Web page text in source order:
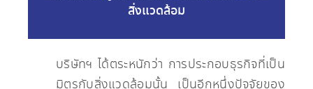
สิ่งแวดล้อม
บริษัท​ฯ ได้​ตระหนัก​ว่า การ​ประกอบ​ธุรกิจ​ที่​เป็น​
มิตร​กับ​สิ่งแวดล้อม​นั้น เป็น​อีก​หนึ่ง​ปัจจัย​ของ​